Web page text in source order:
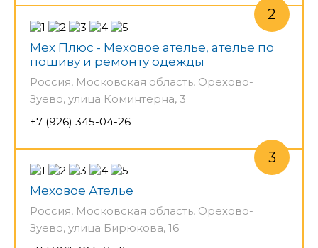
Мех Плюс - Меховое ателье, ателье по
пошиву и ремонту одежды
Россия, Московская область, Орехово-
Зуево, улица Коминтерна, 3
+7 (926) 345-04-26
Меховое Ателье
Россия, Московская область, Орехово-
Зуево, улица Бирюкова, 16